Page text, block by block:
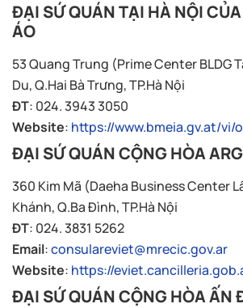
ĐẠI SỨ QUÁN TẠI HÀ NỘI
ÁO
53 Quang Trung (Prime Center BLDG
Du, Q.Hai Bà Trưng, TP.Hà Nội
ĐT: 024. 3943 3050
Website: https://www.bmeia.gv.at/vi/
ĐẠI SỨ QUÁN CỘNG HÒA
360 Kim Mã (Daeha Business Center
Khánh, Q.Ba Đình, TP.Hà Nội
ĐT: 024. 3831 5262
Email:consulareviet@mrecic.gov.ar
Website: https://
ĐẠI SỨ QUÁN CỘNG HÒA ẤN